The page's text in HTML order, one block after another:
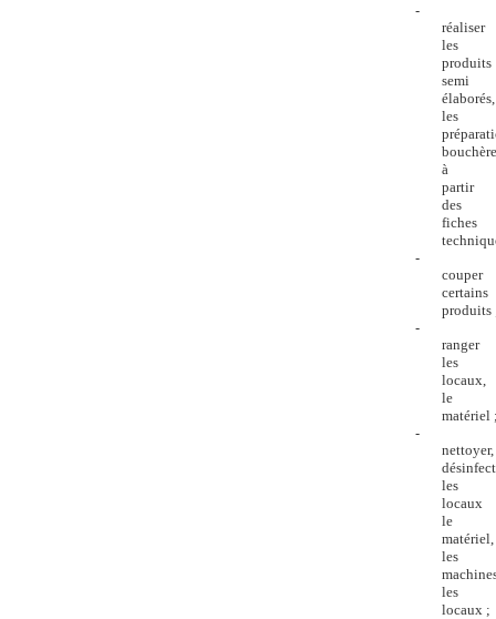
-
réaliser
les
produits
semi
élaborés,
les
à
partir
des
fiches
-
couper
certains
produits
-
ranger
les
locaux,
le
matériel
-
nettoyer,
les
locaux
le
matériel,
les
les
locaux ;